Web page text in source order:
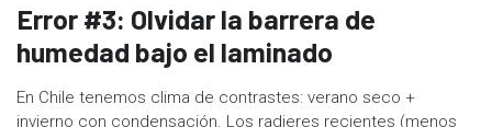
Error #3: Olvidar la barrera de
humedad bajo el laminado
En Chile tenemos clima de contrastes: verano seco +
invierno con condensación. Los radieres recientes (menos